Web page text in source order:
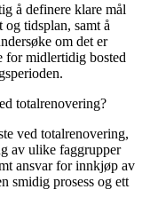
å definere klare mål
og tidsplan, samt å
om det er
for midlertidig bosted
totalrenovering?
ved totalrenovering,
av ulike faggrupper
ansvar for innkjøp av
smidig prosess og ett